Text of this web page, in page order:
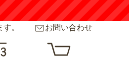
。 お問い合わせ